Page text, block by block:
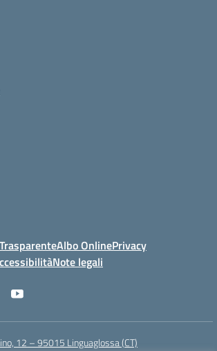
Albo OnlinePrivacy
Note legali
12 – 95015 Linguaglossa (CT)